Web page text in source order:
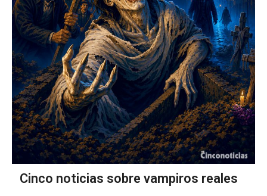
Cinco noticias sobre vampiros reales